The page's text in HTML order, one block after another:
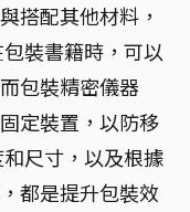
搭配其他材料，
裝書籍時，可以
包裝精密儀器
定裝置，以防移
尺寸，以及根據
都是提升包裝效